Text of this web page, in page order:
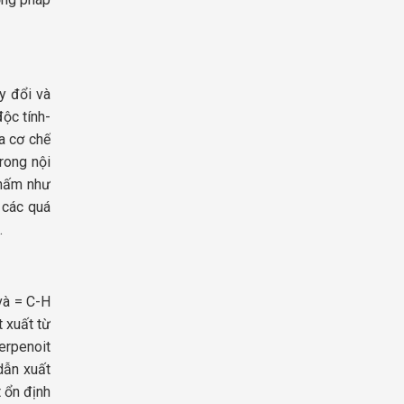
đổi và
tính-
cơ chế
nội
như
quá
= C-H
xuất từ
xuất
ổn định